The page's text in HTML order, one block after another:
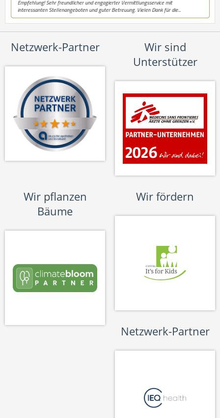
Netzwerk-Partner
Wir sind
Unterstützer
Wir pflanzen
Bäume
Wir fördern
Netzwerk-Partner